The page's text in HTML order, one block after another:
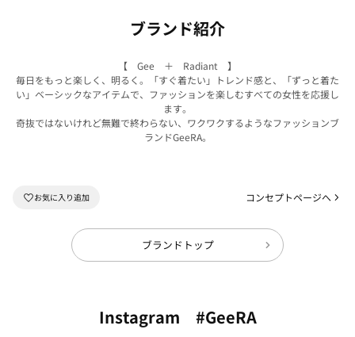
ブランド紹介
【 Gee ＋ Radiant 】
毎日をもっと楽しく、明るく。「すぐ着たい」トレンド感と、「ずっと着た
い」ベーシックなアイテムで、ファッションを楽しむすべての女性を応援し
ます。
奇抜ではないけれど無難で終わらない、ワクワクするようなファッションブ
ランドGeeRA。
コンセプトページへ
ブランドトップ
Instagram #GeeRA